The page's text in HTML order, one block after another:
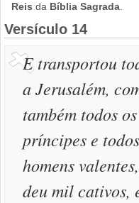
Reis da Bíblia Sagrada
Versículo 14
E transportou
a Jerusalém,
também todos os
príncipes e
homens valentes,
deu mil cativos,